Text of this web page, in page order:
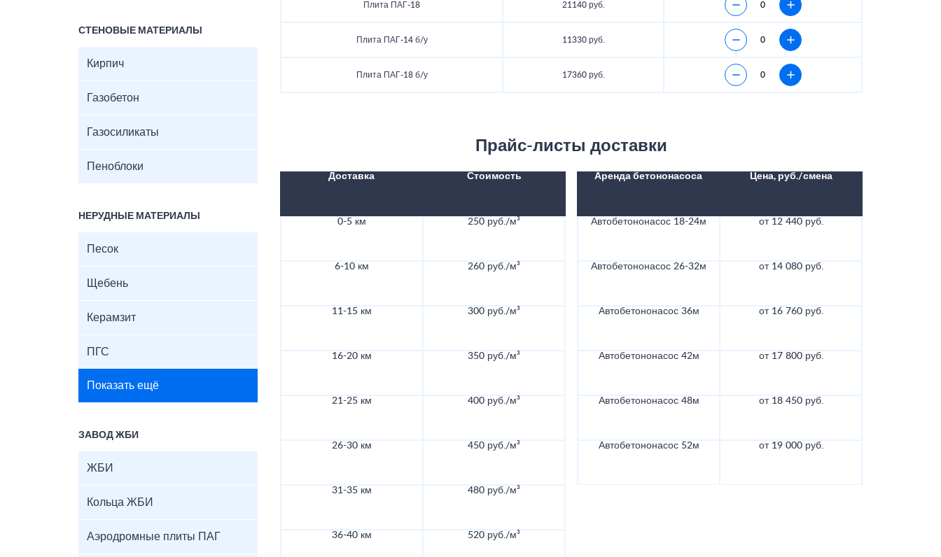
СТЕНОВЫЕ МАТЕРИАЛЫ
Кирпич
Газобетон
Газосиликаты
Пеноблоки
НЕРУДНЫЕ МАТЕРИАЛЫ
Песок
Щебень
Керамзит
ПГС
Показать ещё
ЗАВОД ЖБИ
ЖБИ
Кольца ЖБИ
Аэродромные плиты ПАГ
Плита ПАГ-18 21140 руб.
Плита ПАГ-14 б/у 11330 руб.
Плита ПАГ-18 б/у 17360 руб.
Прайс-листы доставки
Доставка Стоимость
0-5 км 250 руб./м³
6-10 км 260 руб./м³
11-15 км 300 руб./м³
16-20 км 350 руб./м³
21-25 км 400 руб./м³
26-30 км 450 руб./м³
31-35 км 480 руб./м³
36-40 км 520 руб./м³
Аренда бетононасоса Цена, руб./смена
Автобетононасос 18-24м от 12 440 руб.
Автобетононасос 26-32м от 14 080 руб.
Автобетононасос 36м от 16 760 руб.
Автобетононасос 42м от 17 800 руб.
Автобетононасос 48м от 18 450 руб.
Автобетононасос 52м от 19 000 руб.